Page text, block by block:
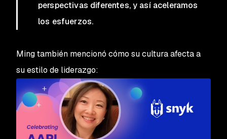
perspectivas diferentes, y así aceleramos
los esfuerzos.
Ming también mencionó cómo su cultura afecta a
su estilo de liderazgo: